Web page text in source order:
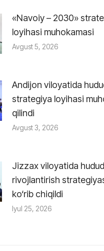
«Navoiy – 2030»
loyihasi muhokamasi
Avgust 5, 2026
Andijon viloyatida
strategiya loyihasi
qilindi
Avgust 3, 2026
Jizzax viloyatida
rivojlantirish
ko‘rib chiqildi
Iyul 25, 2026